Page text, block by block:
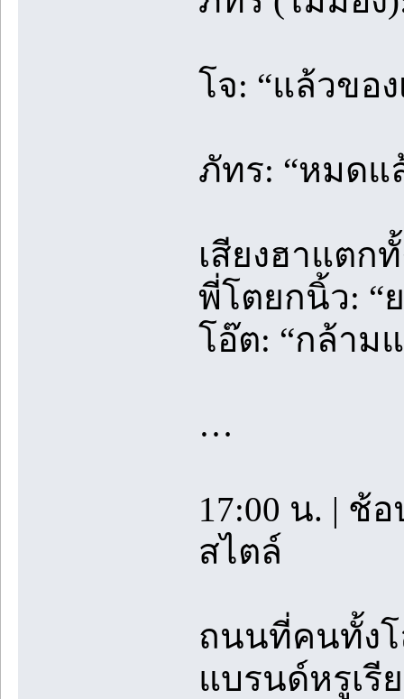
โจ: “แล้วของ
ภัทร: “หมดแ
เสียงฮาแตก
พี่โตยกนิ้ว: “
โอ๊ต: “กล้าม
…
17:00 น. | ช้
สไตล์
ถนนที่คนทั้งโ
แบรนด์หรูเรี